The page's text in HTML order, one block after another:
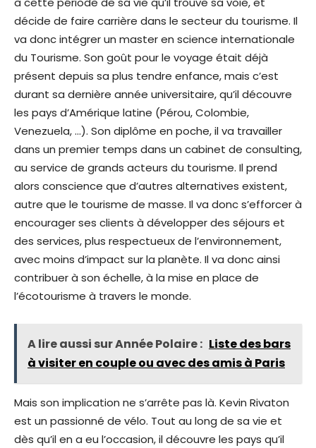
décide de faire carrière dans le secteur du tourisme. Il
va donc intégrer un master en science internationale
du Tourisme. Son goût pour le voyage était déjà
présent depuis sa plus tendre enfance, mais c’est
durant sa dernière année universitaire, qu’il découvre
les pays d’Amérique latine (Pérou, Colombie,
Venezuela, …). Son diplôme en poche, il va travailler
dans un premier temps dans un cabinet de consulting,
au service de grands acteurs du tourisme. Il prend
alors conscience que d’autres alternatives existent,
autre que le tourisme de masse. Il va donc s’efforcer à
encourager ses clients à développer des séjours et
des services, plus respectueux de l’environnement,
avec moins d’impact sur la planète. Il va donc ainsi
contribuer à son échelle, à la mise en place de
l’écotourisme à travers le monde.
A lire aussi sur Année Polaire : Liste des bars
à visiter en couple ou avec des amis à Paris
Mais son implication ne s’arrête pas là. Kevin Rivaton
est un passionné de vélo. Tout au long de sa vie et
dès qu’il en a eu l’occasion, il découvre les pays qu’il